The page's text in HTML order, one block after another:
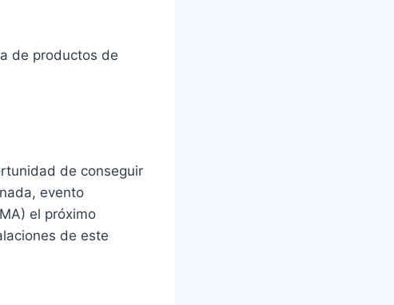
de productos de
de conseguir
evento
el próximo
de este